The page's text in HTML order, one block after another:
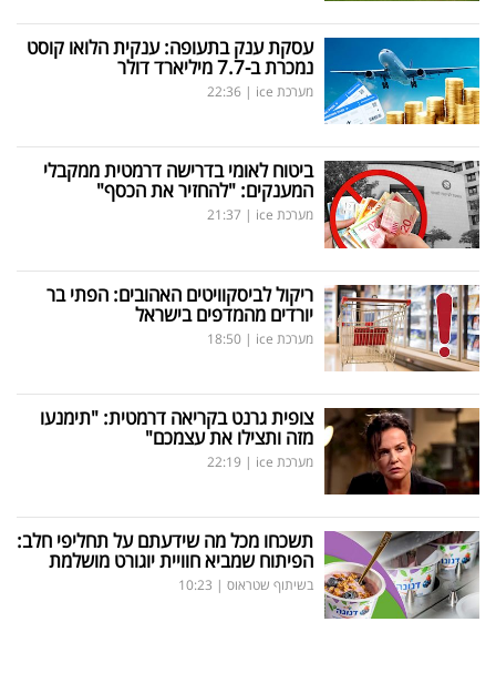
עסקת ענק בתעופה: ענקית הלואו קוסט
נמכרת ב-7.7 מיליארד דולר
מערכת ice |
22:36
ביטוח לאומי בדרישה דרמטית ממקבלי
המענקים: "להחזיר את הכסף"
מערכת ice |
21:37
ריקול לביסקוויטים האהובים: הפתי בר
יורדים מהמדפים בישראל
מערכת ice |
18:50
צופית גרנט בקריאה דרמטית: "תימנעו
מזה ותצילו את עצמכם"
מערכת ice |
22:19
תשכחו מכל מה שידעתם על תחליפי חלב:
הפיתוח שמביא חוויית יוגורט מושלמת
בשיתוף שטראוס |
10:23